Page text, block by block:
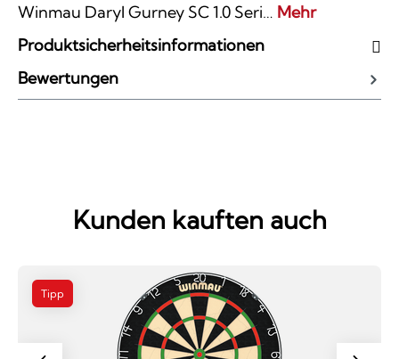
Winmau Daryl Gurney SC 1.0 Seri… Mehr
Produktsicherheitsinformationen
Bewertungen
Kunden kauften auch
Tipp